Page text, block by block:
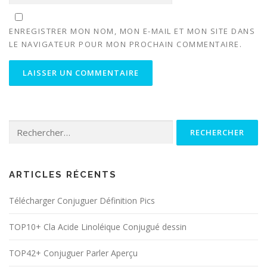
ENREGISTRER MON NOM, MON E-MAIL ET MON SITE DANS
LE NAVIGATEUR POUR MON PROCHAIN COMMENTAIRE.
ARTICLES RÉCENTS
Télécharger Conjuguer Définition Pics
TOP10+ Cla Acide Linoléique Conjugué dessin
TOP42+ Conjuguer Parler Aperçu